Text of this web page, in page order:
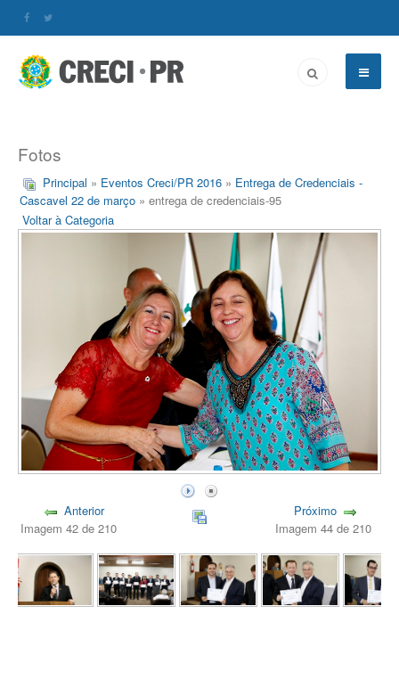
Fotos
Principal » Eventos Creci/PR 2016 » Entrega de Credenciais -
Cascavel 22 de março » entrega de credenciais-95
Voltar à Categoria
Anterior
Imagem 42 de 210
Próximo
Imagem 44 de 210